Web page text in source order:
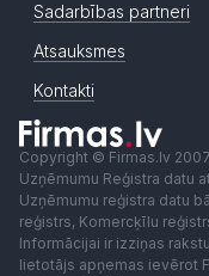
Sadarbības partneri
Atsauksmes
Kontakti
Copyright © Firmas.lv
Uzņēmumu Reģistra datu
Uzņēmumu reģistra datu
reģistrs, Komercķīlu
Informācijai ir izziņas
lietotājs apņemas ievērot